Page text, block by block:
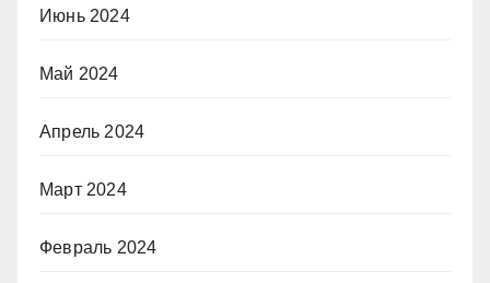
Июнь 2024
Май 2024
Апрель 2024
Март 2024
Февраль 2024